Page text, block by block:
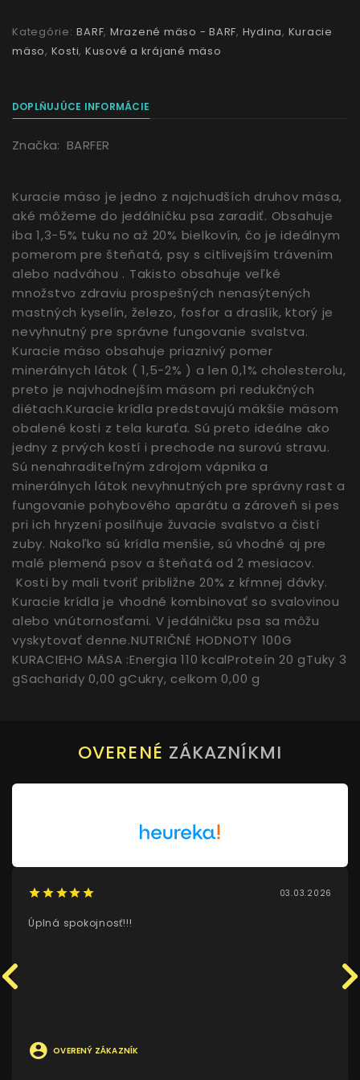
Kategórie: BARF, Mrazené mäso - BARF, Hydina, Kuracie
mäso, Kosti, Kusové a krájané mäso
DOPLŇUJÚCE INFORMÁCIE
Značka: BARFER
Kuracie mäso je jedno z najchudších druhov mäsa,
aké môžeme do jedálničku psa zaradiť. Obsahuje
iba 1,3-5% tuku no až 20% bielkovín, čo je ideálnym
pomerom pre šteňatá, psy s citlivejším trávením
alebo nadváhou . Takisto obsahuje veľké
množstvo zdraviu prospešných nenasýtených
mastných kyselín, železo, fosfor a draslík, ktorý je
nevyhnutný pre správne fungovanie svalstva.
Kuracie mäso obsahuje priaznivý pomer
minerálnych látok ( 1,5-2% ) a len 0,1% cholesterolu,
preto je najvhodnejším mäsom pri redukčných
diétach.Kuracie krídla predstavujú mäkšie mäsom
obalené kosti z tela kuraťa. Sú preto ideálne ako
jedny z prvých kostí i prechode na surovú stravu.
Sú nenahraditeľným zdrojom vápnika a
minerálnych látok nevyhnutných pre správny rast a
fungovanie pohybového aparátu a zároveň si pes
pri ich hryzení posilňuje žuvacie svalstvo a čistí
zuby. Nakoľko sú krídla menšie, sú vhodné aj pre
malé plemená psov a šteňatá od 2 mesiacov.
Kosti by mali tvoriť približne 20% z kŕmnej dávky.
Kuracie krídla je vhodné kombinovať so svalovinou
alebo vnútornosťami. V jedálničku psa sa môžu
vyskytovať denne.NUTRIČNÉ HODNOTY 100G
KURACIEHO MÄSA :Energia 110 kcalProteín 20 gTuky 3
gSacharidy 0,00 gCukry, celkom 0,00 g
OVERENÉ ZÁKAZNÍKMI
03.03.2026
Úplná spokojnosť!!!
OVERENÝ ZÁKAZNÍK